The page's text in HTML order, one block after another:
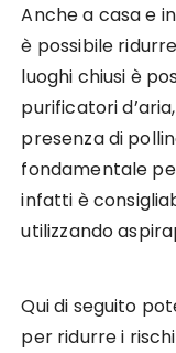
Anche a casa e
è possibile
luoghi chiusi è
purificatori
presenza di
fondamentale
infatti è
utilizzando
Qui di seguito
per ridurre i